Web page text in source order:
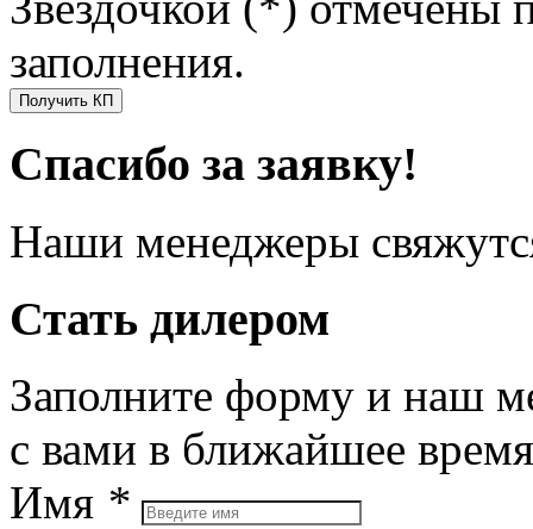
заполнения.
Получить КП
Спасибо за заявку!
Наши менеджеры
Стать дилером
Заполните форму и наш
с вами в ближайшее время
Имя *